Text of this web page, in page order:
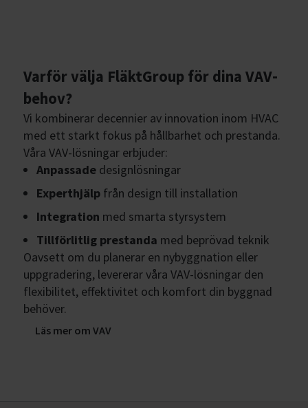
Varför välja FläktGroup för dina VAV-
behov?
Vi kombinerar decennier av innovation inom HVAC
med ett starkt fokus på hållbarhet och prestanda.
Våra VAV-lösningar erbjuder:
Anpassade designlösningar
Experthjälp från design till installation
Integration med smarta styrsystem
Tillförlitlig prestanda med beprövad teknik
Oavsett om du planerar en nybyggnation eller
uppgradering, levererar våra VAV-lösningar den
flexibilitet, effektivitet och komfort din byggnad
behöver.
Läs mer om VAV